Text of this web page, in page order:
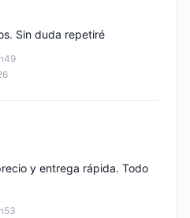
Sin duda repetiré
y entrega rápida. Todo